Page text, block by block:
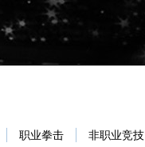
职业拳击 非职业竞技